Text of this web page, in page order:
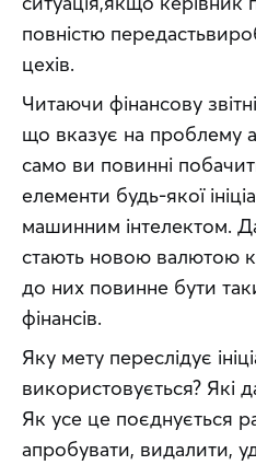
повністю
цехів.
Читаючи фінансову
що вказує на проблему
само ви повинні
елементи будь-якої
машинним інтелектом.
стають новою валютою
до них повинне бути
фінансів.
Яку мету переслідує
використовується? Які
Як усе це поєднується
апробувати, видалити,